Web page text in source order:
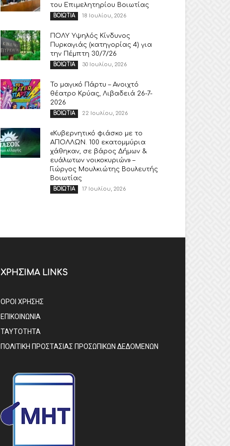
του Επιμελητηρίου Βοιωτίας
ΒΟΙΩΤΙΑ 18 Ιουλίου, 2026
ΠΟΛΥ Υψηλός Κίνδυνος
Πυρκαγιάς (κατηγορίας 4) για
την Πέμπτη 30/7/26
ΒΟΙΩΤΙΑ 30 Ιουλίου, 2026
Το μαγικό Πάρτυ – Ανοιχτό
θέατρο Κρύας, Λιβαδειά 26-7-
2026
ΒΟΙΩΤΙΑ 22 Ιουλίου, 2026
«Κυβερνητικό φιάσκο με το
ΑΠΟΛΛΩΝ. 100 εκατομμύρια
χάθηκαν, σε βάρος Δήμων &
ευάλωτων νοικοκυριών» –
Γιώργος Μουλκιώτης Βουλευτής
Βοιωτίας
ΒΟΙΩΤΙΑ 17 Ιουλίου, 2026
ΧΡΗΣΙΜΑ LINKS
ΟΡΟΙ ΧΡΗΣΗΣ
ΕΠΙΚΟΙΝΩΝΙΑ
ΤΑΥΤΟΤΗΤΑ
ΠΟΛΙΤΙΚΗ ΠΡΟΣΤΑΣΙΑΣ ΠΡΟΣΩΠΙΚΩΝ ΔΕΔΟΜΕΝΩΝ